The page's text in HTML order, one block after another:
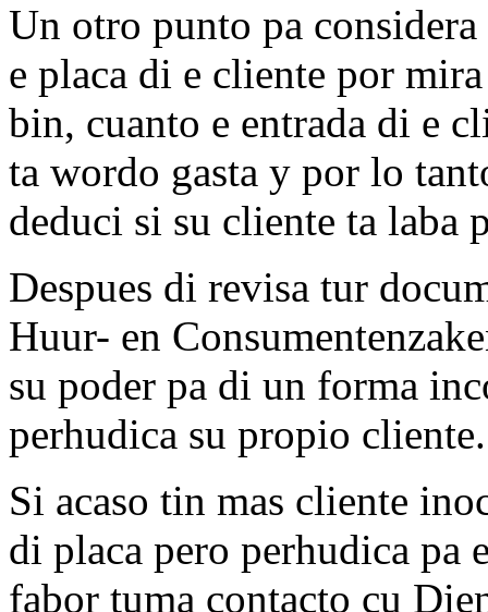
Un otro punto pa
e placa di e cliente por
bin, cuanto e entrada di e
ta wordo gasta y por lo
deduci si su cliente ta laba
Despues di revisa tur
Huur- en
su poder pa di un forma
perhudica su propio cliente.
Si acaso tin mas cliente
di placa pero perhudica pa
fabor tuma contacto cu